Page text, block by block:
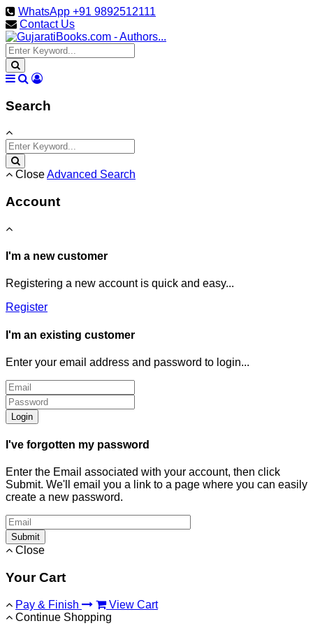
WhatsApp +91 9892512111
Contact Us
Search
CloseAdvanced Search
Account
I'm a new customer
Registering a new account is quick and easy...
Register
I'm an existing customer
Enter your email address and password to login...
Login
I've forgotten my password
Enter the Email associated with your account, then click
Submit. We'll email you a link to a page where you can easily
create a new password.
Submit
Close
Your Cart
Pay & Finish
View Cart
Continue Shopping